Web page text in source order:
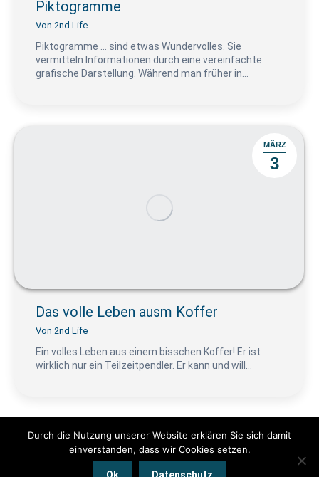
Piktogramme
Von 2nd Life
Piktogramme … sind etwas Wundervolles. Sie
vermitteln Informationen durch eine vereinfachte
grafische Darstellung. Während man früher in…
MÄRZ
3
Das volle Leben ausm Koffer
Von 2nd Life
Ein volles Leben aus einem bisschen Koffer! Er ist
wirklich nur ein Teilzeitpendler. Er kann und will…
© www.pendeln.mobi by Die Passagierin 2025 | Alle Rechte
Durch die Nutzung unserer Website erklären Sie sich damit
einverstanden, dass wir Cookies setzen.